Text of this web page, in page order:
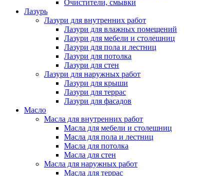
Очистители, смывки
Лазурь
Лазури для внутренних работ
Лазури для влажных помещений
Лазури для мебели и столешниц
Лазури для пола и лестниц
Лазури для потолка
Лазури для стен
Лазури для наружных работ
Лазури для крыши
Лазури для террас
Лазури для фасадов
Масло
Масла для внутренних работ
Масла для мебели и столешниц
Масла для пола и лестниц
Масла для потолка
Масла для стен
Масла для наружных работ
Масла для террас